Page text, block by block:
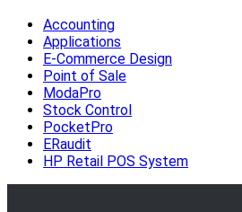
Accounting
Applications
E-Commerce Design
Point of Sale
ModaPro
Stock Control
PocketPro
ERaudit
HP Retail POS System